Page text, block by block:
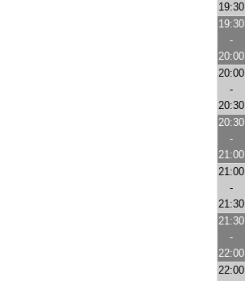
19:30
19:30
-
20:00
20:00
-
20:30
20:30
-
21:00
21:00
-
21:30
21:30
-
22:00
22:00